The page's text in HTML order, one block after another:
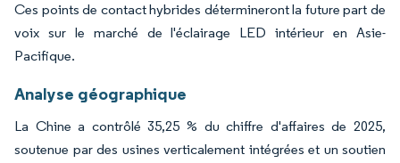
Ces points de contact hybrides détermineront la future part de
voix sur le marché de l'éclairage LED intérieur en Asie-
Pacifique.
Analyse géographique
La Chine a contrôlé 35,25 % du chiffre d'affaires de 2025,
soutenue par des usines verticalement intégrées et un soutien